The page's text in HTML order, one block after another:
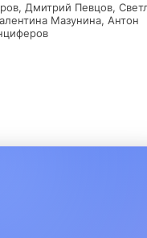
Дмитрий Певцов,
Мазунина, Антон